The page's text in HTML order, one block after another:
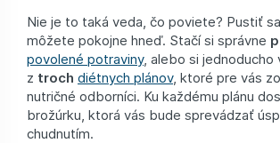
Nie je to taká veda, čo poviete? Pustiť
môžete pokojne hneď. Stačí si správne
povolené potraviny, alebo si jednoducho
z troch diétnych plánov, ktoré pre vás
nutričné odborníci. Ku každému plánu
brožúrku, ktorá vás bude sprevádzať
chudnutím.